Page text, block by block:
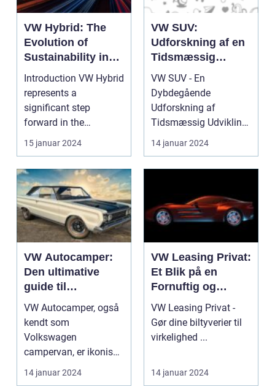
VW Hybrid: The
Evolution of
Sustainability in
the Automotive
Industry
Introduction VW Hybrid
represents a
significant step
forward in the
automotive industry's
quest for...
15 januar 2024
VW SUV:
Udforskning af en
Tidsmæssig
Udvikling og
Vigtige
Informationer for
Bilentusiaster
VW SUV - En
Dybdegående
Udforskning af
Tidsmæssig Udvikling
og Vigtige
Informationer
Indledning: M...
14 januar 2024
VW Autocamper:
Den ultimative
guide til
bilentusiaster
VW Autocamper, også
kendt som
Volkswagen
campervan, er ikonisk
inden for autocamper-
verdenen. Denne ...
14 januar 2024
VW Leasing Privat:
Et Blik på en
Fornuftig og
Belejlig
Bilfinansieringsløs
ning
VW Leasing Privat -
Gør dine biltyverier til
virkelighed ...
14 januar 2024